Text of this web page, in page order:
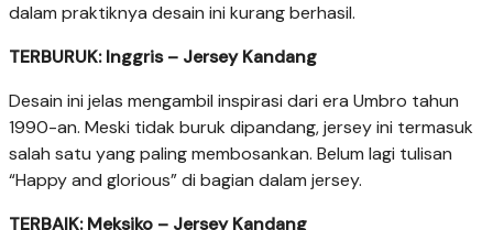
dalam praktiknya desain ini kurang berhasil.
TERBURUK: Inggris – Jersey Kandang
Desain ini jelas mengambil inspirasi dari era Umbro tahun
1990-an. Meski tidak buruk dipandang, jersey ini termasuk
salah satu yang paling membosankan. Belum lagi tulisan
“Happy and glorious” di bagian dalam jersey.
TERBAIK: Meksiko – Jersey Kandang